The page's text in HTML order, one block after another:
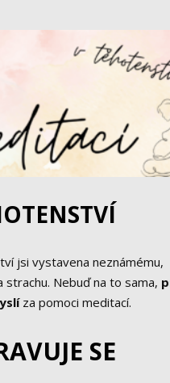
jsi vystavena neznámému,
strachu. Nebuď na to sama,
za pomoci meditací.
SE